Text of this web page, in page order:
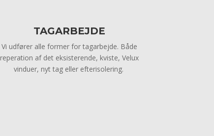
TAGARBEJDE
Vi udfører alle former for tagarbejde. Både
reperation af det eksisterende, kviste, Velux
vinduer, nyt tag eller efterisolering.